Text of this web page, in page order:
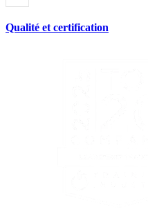
Qualité et certification